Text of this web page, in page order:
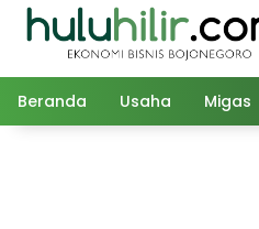
Langsung
Beranda Usaha Migas